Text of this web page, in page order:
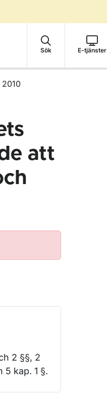
Sök E-tjänster
2010
att
2 §§, 2
5 kap. 1 §.